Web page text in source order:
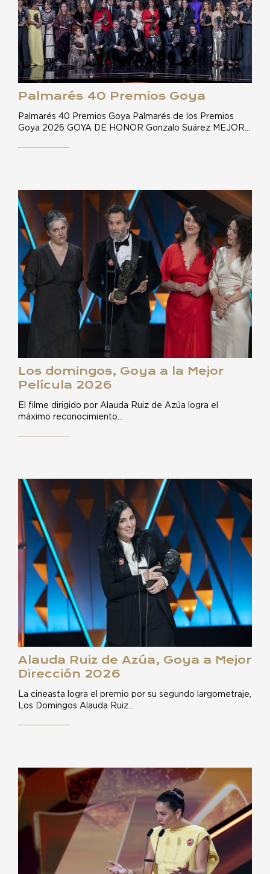
Palmarés 40 Premios Goya
Palmarés 40 Premios Goya Palmarés de los Premios
Goya 2026 GOYA DE HONOR Gonzalo Suárez MEJOR…
Los domingos, Goya a la Mejor
Película 2026
El filme dirigido por Alauda Ruiz de Azúa logra el
máximo reconocimiento…
Alauda Ruiz de Azúa, Goya a Mejor
Dirección 2026
La cineasta logra el premio por su segundo largometraje,
Los Domingos Alauda Ruiz…